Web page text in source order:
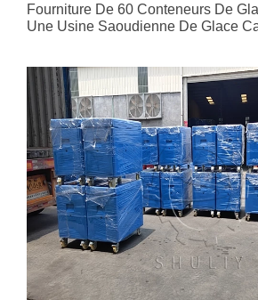
Fourniture De 60 Conteneurs De
Une Usine Saoudienne De Glace